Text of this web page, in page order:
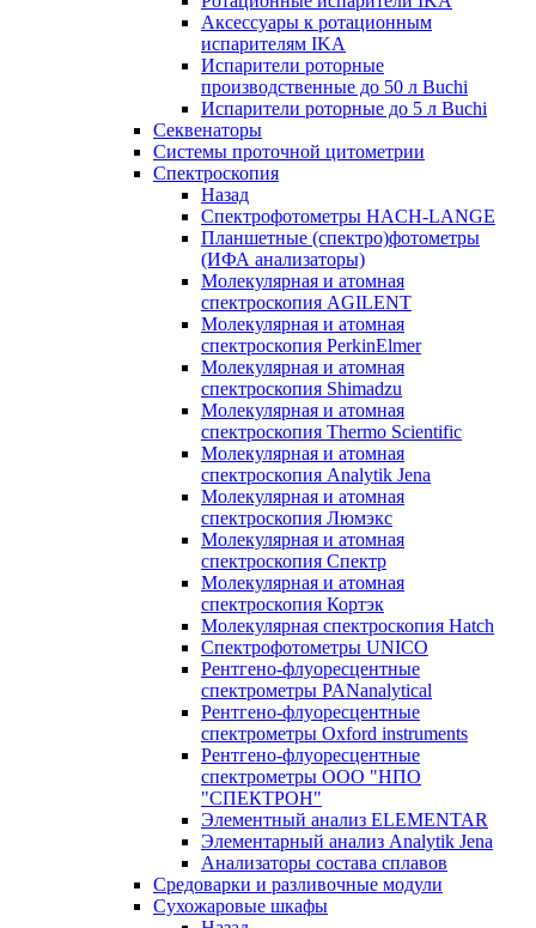
Аксессуары к ротационным
испарителям IKA
Испарители роторные
производственные до 50 л Buchi
Испарители роторные до 5 л Buchi
Секвенаторы
Системы проточной цитометрии
Спектроскопия
Назад
Спектрофотометры HACH-LANGE
Планшетные (спектро)фотометры
(ИФА анализаторы)
Молекулярная и атомная
спектроскопия AGILENT
Молекулярная и атомная
спектроскопия PerkinElmer
Молекулярная и атомная
спектроскопия Shimadzu
Молекулярная и атомная
спектроскопия Thermo Scientific
Молекулярная и атомная
спектроскопия Analytik Jena
Молекулярная и атомная
спектроскопия Люмэкс
Молекулярная и атомная
спектроскопия Спектр
Молекулярная и атомная
спектроскопия Кортэк
Молекулярная спектроскопия Hatch
Спектрофотометры UNICO
Рентгено-флуоресцентные
спектрометры PANanalytical
Рентгено-флуоресцентные
спектрометры Oxford instruments
Рентгено-флуоресцентные
спектрометры ООО "НПО
"СПЕКТРОН"
Элементный анализ ELEMENTAR
Элементарный анализ Analytik Jena
Анализаторы состава сплавов
Средоварки и разливочные модули
Сухожаровые шкафы